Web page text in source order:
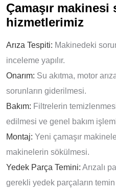
Çamaşır makinesi
hizmetlerimiz
Arıza Tespiti: Makinedeki
inceleme yapılır.
Onarım: Su akıtma, motor
sorunların giderilmesi.
Bakım: Filtrelerin
edilmesi ve genel bakım
Montaj: Yeni çamaşır
makinelerin sökülmesi.
Yedek Parça Temini: Arızalı
gerekli yedek parçaların